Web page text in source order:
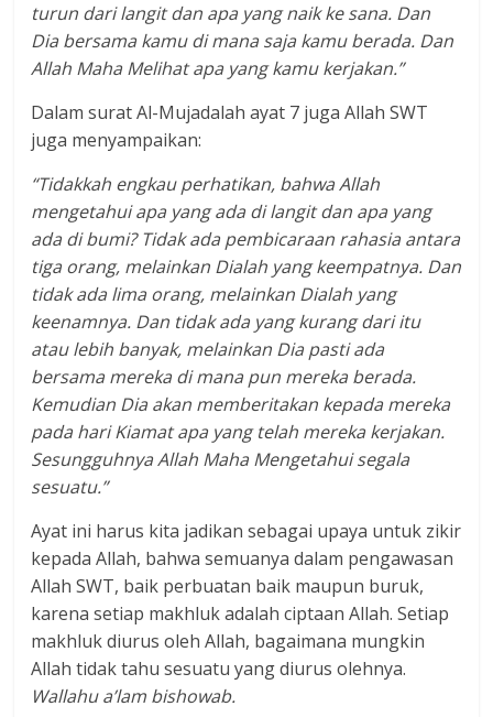
turun dari langit dan apa yang naik ke sana. Dan
Dia bersama kamu di mana saja kamu berada. Dan
Allah Maha Melihat apa yang kamu kerjakan.”
Dalam surat Al-Mujadalah ayat 7 juga Allah SWT
juga menyampaikan:
“Tidakkah engkau perhatikan, bahwa Allah
mengetahui apa yang ada di langit dan apa yang
ada di bumi? Tidak ada pembicaraan rahasia antara
tiga orang, melainkan Dialah yang keempatnya. Dan
tidak ada lima orang, melainkan Dialah yang
keenamnya. Dan tidak ada yang kurang dari itu
atau lebih banyak, melainkan Dia pasti ada
bersama mereka di mana pun mereka berada.
Kemudian Dia akan memberitakan kepada mereka
pada hari Kiamat apa yang telah mereka kerjakan.
Sesungguhnya Allah Maha Mengetahui segala
sesuatu.”
Ayat ini harus kita jadikan sebagai upaya untuk zikir
kepada Allah, bahwa semuanya dalam pengawasan
Allah SWT, baik perbuatan baik maupun buruk,
karena setiap makhluk adalah ciptaan Allah. Setiap
makhluk diurus oleh Allah, bagaimana mungkin
Allah tidak tahu sesuatu yang diurus olehnya.
Wallahu a’lam bishowab.